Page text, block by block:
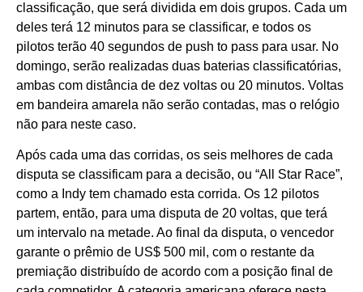
classificação, que será dividida em dois grupos. Cada um
deles terá 12 minutos para se classificar, e todos os
pilotos terão 40 segundos de push to pass para usar. No
domingo, serão realizadas duas baterias classificatórias,
ambas com distância de dez voltas ou 20 minutos. Voltas
em bandeira amarela não serão contadas, mas o relógio
não para neste caso.
Após cada uma das corridas, os seis melhores de cada
disputa se classificam para a decisão, ou “All Star Race”,
como a Indy tem chamado esta corrida. Os 12 pilotos
partem, então, para uma disputa de 20 voltas, que terá
um intervalo na metade. Ao final da disputa, o vencedor
garante o prêmio de US$ 500 mil, com o restante da
premiação distribuído de acordo com a posição final de